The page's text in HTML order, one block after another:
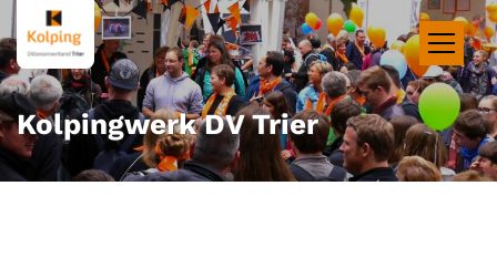
Zum Inhalt springen
Kolpingwerk DV Trier